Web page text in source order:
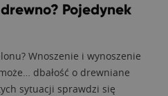
Pojedynek
Wnoszenie i wynoszenie
dbałość o drewniane
sytuacji sprawdzi się